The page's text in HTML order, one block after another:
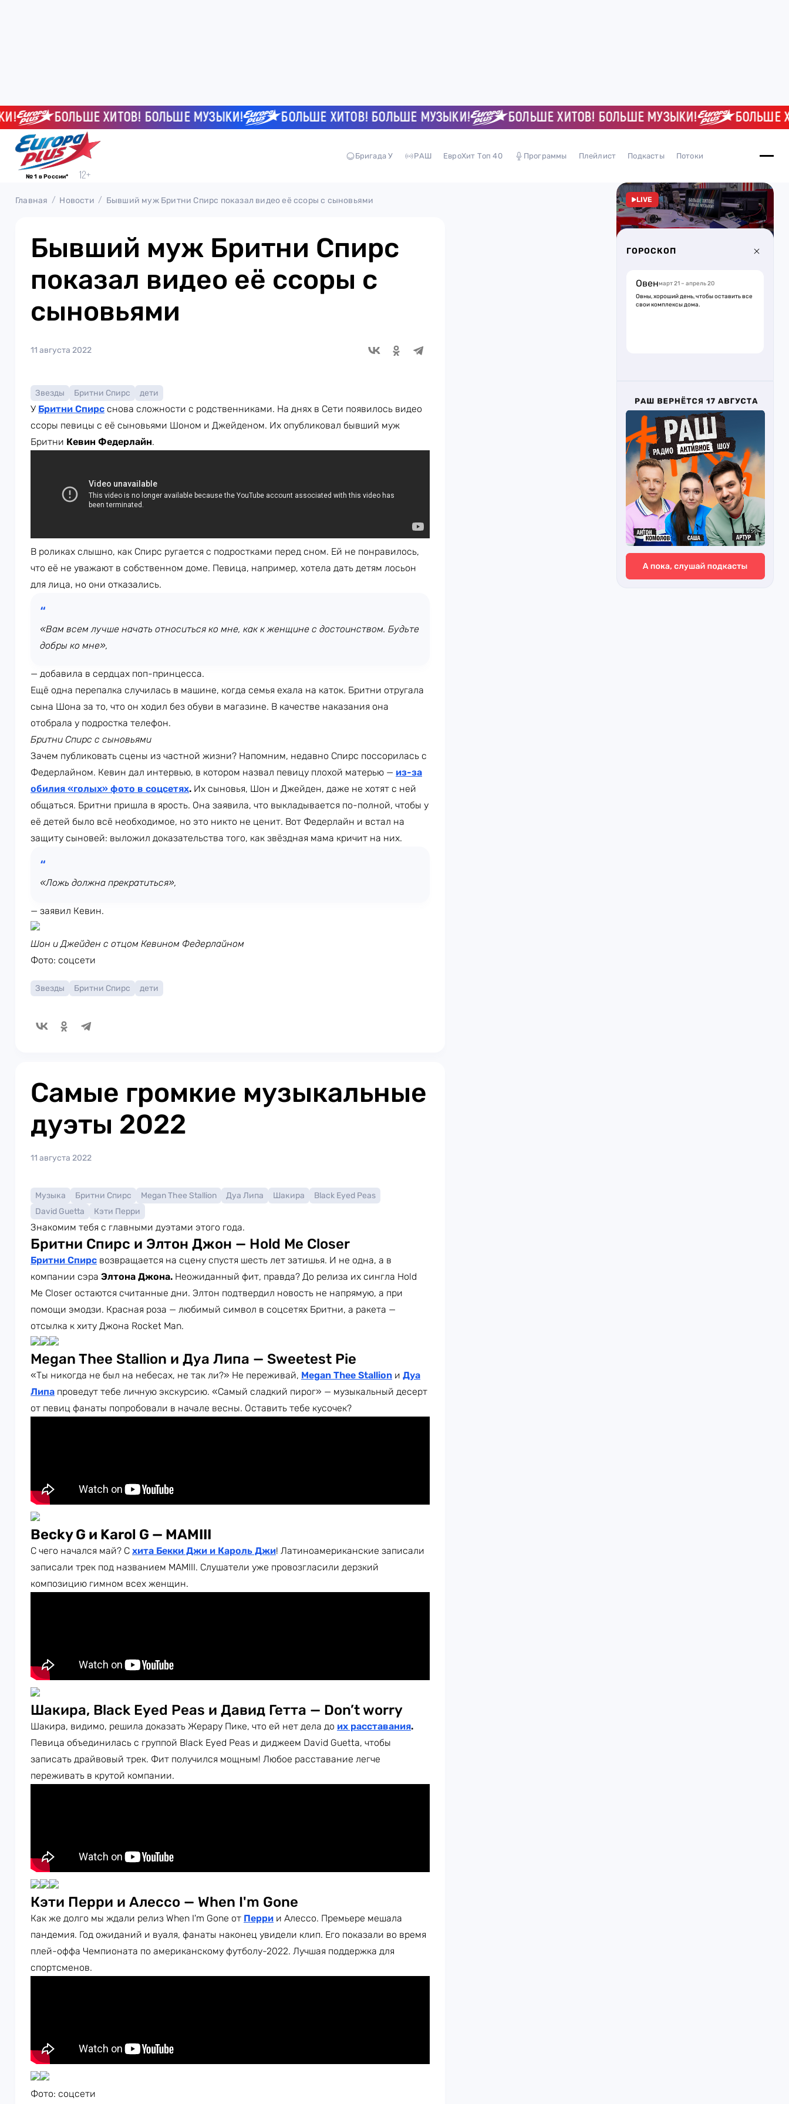
БОЛЬШЕ ХИТОВ! БОЛЬШЕ МУЗЫКИ! БОЛЬШЕ ХИТОВ! БОЛЬШЕ МУЗЫКИ! БОЛЬШЕ ХИТОВ! БОЛЬШЕ МУЗЫКИ! БОЛЬШЕ
№ 1 в России*
Бригада У РАШ ЕвроХит Топ 40 Программы Плейлист Подкасты Потоки
Главная Новости Бывший муж Бритни Спирс показал видео её ссоры с сыновьями
Бывший муж Бритни Спирс
показал видео её ссоры с
сыновьями
11 августа 2022
Звезды Бритни Спирс дети
У Бритни Спирс снова сложности с родственниками. На днях в Сети появилось видео
ссоры певицы с её сыновьями Шоном и Джейденом. Их опубликовал бывший муж
Бритни Кевин Федерлайн.
В роликах слышно, как Спирс ругается с подростками перед сном. Ей не понравилось,
что её не уважают в собственном доме. Певица, например, хотела дать детям лосьон
для лица, но они отказались.
«Вам всем лучше начать относиться ко мне, как к женщине с достоинством. Будьте
добры ко мне»,
— добавила в сердцах поп-принцесса.
Ещё одна перепалка случилась в машине, когда семья ехала на каток. Бритни отругала
сына Шона за то, что он ходил без обуви в магазине. В качестве наказания она
отобрала у подростка телефон.
Бритни Спирс с сыновьями
Зачем публиковать сцены из частной жизни? Напомним, недавно Спирс поссорилась с
Федерлайном. Кевин дал интервью, в котором назвал певицу плохой матерью — из-за
обилия «голых» фото в соцсетях. Их сыновья, Шон и Джейден, даже не хотят с ней
общаться. Бритни пришла в ярость. Она заявила, что выкладывается по-полной, чтобы у
её детей было всё необходимое, но это никто не ценит. Вот Федерлайн и встал на
защиту сыновей: выложил доказательства того, как звёздная мама кричит на них.
«Ложь должна прекратиться»,
— заявил Кевин.
Шон и Джейден с отцом Кевином Федерлайном
Фото: соцсети
Звезды Бритни Спирс дети
Самые громкие музыкальные
дуэты 2022
11 августа 2022
Музыка Бритни Спирс Megan Thee Stallion Дуа Липа Шакира
Black Eyed Peas
David Guetta
Кэти Перри
Знакомим тебя с главными дуэтами этого года.
Бритни Спирс и Элтон Джон — Hold Me Closer
Бритни Спирс возвращается на сцену спустя шесть лет затишья. И не одна, а в
компании сэра Элтона Джона. Неожиданный фит, правда? До релиза их сингла Hold
Me Closer остаются считанные дни. Элтон подтвердил новость не напрямую, а при
помощи эмодзи. Красная роза — любимый символ в соцсетях Бритни, а ракета —
отсылка к хиту Джона Rocket Man.
Megan Thee Stallion и Дуа Липа — Sweetest Pie
«Ты никогда не был на небесах, не так ли?» Не переживай, Megan Thee Stallion и Дуа
Липа проведут тебе личную экскурсию. «Самый сладкий пирог» — музыкальный десерт
от певиц фанаты попробовали в начале весны. Оставить тебе кусочек?
Becky G и Karol G — MAMIII
С чего начался май? С хита Бекки Джи и Кароль Джи! Латиноамериканские записали
записали трек под названием MAMIII. Слушатели уже провозгласили дерзкий
композицию гимном всех женщин.
Шакира, Black Eyed Peas и Давид Гетта — Don’t worry
Шакира, видимо, решила доказать Жерару Пике, что ей нет дела до их расставания.
Певица объединилась с группой Black Eyed Peas и диджеем David Guetta, чтобы
записать драйвовый трек. Фит получился мощным! Любое расставание легче
переживать в крутой компании.
Кэти Перри и Алессо — When I'm Gone
Как же долго мы ждали релиз When I'm Gone от Перри и Алессо. Премьере мешала
пандемия. Год ожиданий и вуаля, фанаты наконец увидели клип. Его показали во время
плей-оффа Чемпионата по американскому футболу-2022. Лучшая поддержка для
спортсменов.
Фото: соцсети
LIVE
ГОРОСКОП
Овенмарт 21 – апрель 20
Овны, хороший день, чтобы оставить все
свои комплексы дома.